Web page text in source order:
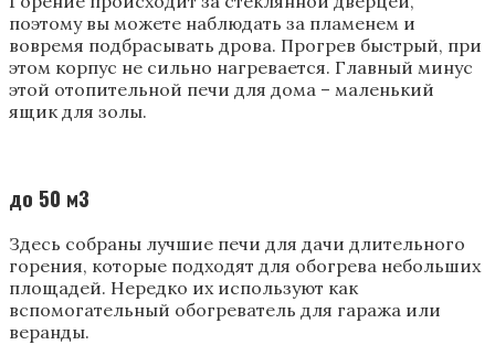
поэтому вы можете наблюдать за пламенем и
вовремя подбрасывать дрова. Прогрев быстрый, при
этом корпус не сильно нагревается. Главный минус
этой отопительной печи для дома – маленький
ящик для золы.
до 50 м3
Здесь собраны лучшие печи для дачи длительного
горения, которые подходят для обогрева небольших
площадей. Нередко их используют как
вспомогательный обогреватель для гаража или
веранды.